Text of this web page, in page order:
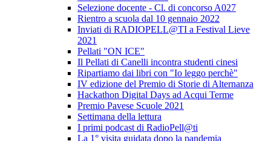
Selezione docente - Cl. di concorso A027
Rientro a scuola dal 10 gennaio 2022
Inviati di RADIOPELL@TI a Festival Lieve
2021
Pellati "ON ICE"
Il Pellati di Canelli incontra studenti cinesi
Ripartiamo dai libri con "Io leggo perchè"
IV edizione del Premio di Storie di Alternanza
Hackathon Digital Days ad Acqui Terme
Premio Pavese Scuole 2021
Settimana della lettura
I primi podcast di RadioPell@ti
La 1° visita guidata dopo la pandemia